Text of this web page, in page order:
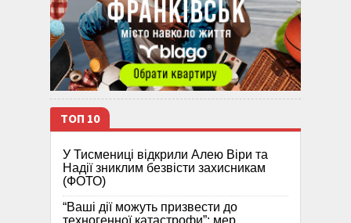
ТОП 10
У Тисмениці відкрили Алею Віри та
Надії зниклим безвісти захисникам
(ФОТО)
“Ваші дії можуть призвести до